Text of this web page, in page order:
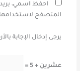
احفظ اسمي،
المتصفح لاستخدامها
يرجى إدخال الإجابة
عشرين + 5 =